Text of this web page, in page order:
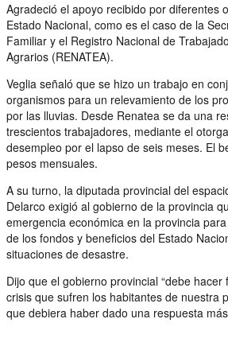
Agradeció el apoyo recibido por diferentes
Estado Nacional, como es el caso de la
Familiar y el Registro Nacional de
Agrarios (RENATEA).
Veglia señaló que se hizo un trabajo en
organismos para un relevamiento de los
por las lluvias. Desde Renatea se da una
trescientos trabajadores, mediante el
desempleo por el lapso de seis meses. El
pesos mensuales.
A su turno, la diputada provincial del
Delarco exigió al gobierno de la provincia
emergencia económica en la provincia
de los fondos y beneficios del Estado
situaciones de desastre.
Dijo que el gobierno provincial “debe
crisis que sufren los habitantes de nuestra
que debiera haber dado una respuesta